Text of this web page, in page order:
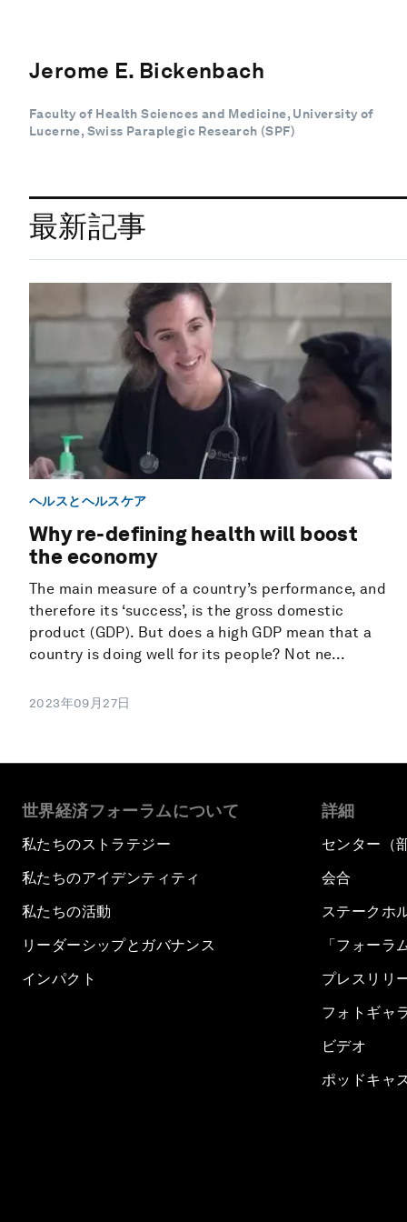
Jerome E. Bickenbach
Faculty of Health Sciences and Medicine, University of
Lucerne, Swiss Paraplegic Research (SPF)
最新記事
ヘルスとヘルスケア
Why re-defining health will boost
the economy
The main measure of a country’s performance, and
therefore its ‘success’, is the gross domestic
product (GDP). But does a high GDP mean that a
country is doing well for its people? Not ne...
2023年09月27日
世界経済フォーラムについて
私たちのストラテジー
私たちのアイデンティティ
私たちの活動
リーダーシップとガバナンス
インパクト
詳細
センター（
会合
ステークホ
「フォーラ
プレスリリ
フォトギャ
ビデオ
ポッドキャ